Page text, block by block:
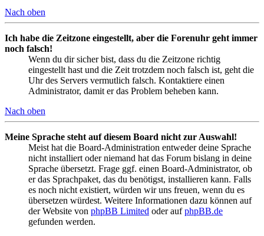
Nach oben
Ich habe die Zeitzone eingestellt, aber die Forenuhr geht immer
noch falsch!
Wenn du dir sicher bist, dass du die Zeitzone richtig
eingestellt hast und die Zeit trotzdem noch falsch ist, geht die
Uhr des Servers vermutlich falsch. Kontaktiere einen
Administrator, damit er das Problem beheben kann.
Nach oben
Meine Sprache steht auf diesem Board nicht zur Auswahl!
Meist hat die Board-Administration entweder deine Sprache
nicht installiert oder niemand hat das Forum bislang in deine
Sprache übersetzt. Frage ggf. einen Board-Administrator, ob
er das Sprachpaket, das du benötigst, installieren kann. Falls
es noch nicht existiert, würden wir uns freuen, wenn du es
übersetzen würdest. Weitere Informationen dazu können auf
der Website von phpBB Limited oder aufphpBB.de
gefunden werden.